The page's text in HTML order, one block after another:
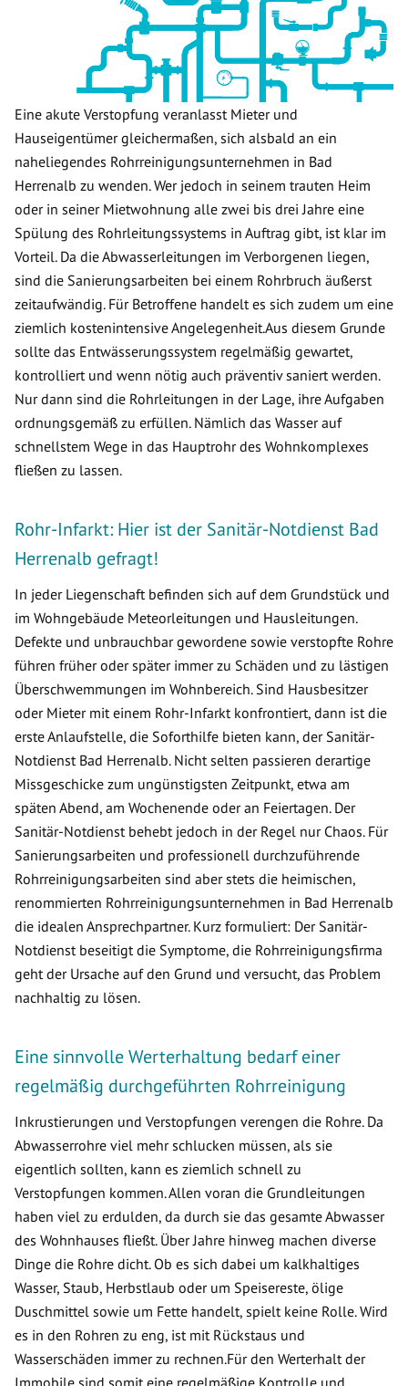
Eine akute Verstopfung veranlasst Mieter und
Hauseigentümer gleichermaßen, sich alsbald an ein
naheliegendes Rohrreinigungsunternehmen in Bad
Herrenalb zu wenden. Wer jedoch in seinem trauten Heim
oder in seiner Mietwohnung alle zwei bis drei Jahre eine
Spülung des Rohrleitungssystems in Auftrag gibt, ist klar im
Vorteil. Da die Abwasserleitungen im Verborgenen liegen,
sind die Sanierungsarbeiten bei einem Rohrbruch äußerst
zeitaufwändig. Für Betroffene handelt es sich zudem um eine
ziemlich kostenintensive Angelegenheit.Aus diesem Grunde
sollte das Entwässerungssystem regelmäßig gewartet,
kontrolliert und wenn nötig auch präventiv saniert werden.
Nur dann sind die Rohrleitungen in der Lage, ihre Aufgaben
ordnungsgemäß zu erfüllen. Nämlich das Wasser auf
schnellstem Wege in das Hauptrohr des Wohnkomplexes
fließen zu lassen.
Rohr-Infarkt: Hier ist der Sanitär-Notdienst Bad
Herrenalb gefragt!
In jeder Liegenschaft befinden sich auf dem Grundstück und
im Wohngebäude Meteorleitungen und Hausleitungen.
Defekte und unbrauchbar gewordene sowie verstopfte Rohre
führen früher oder später immer zu Schäden und zu lästigen
Überschwemmungen im Wohnbereich. Sind Hausbesitzer
oder Mieter mit einem Rohr-Infarkt konfrontiert, dann ist die
erste Anlaufstelle, die Soforthilfe bieten kann, der Sanitär-
Notdienst Bad Herrenalb. Nicht selten passieren derartige
Missgeschicke zum ungünstigsten Zeitpunkt, etwa am
späten Abend, am Wochenende oder an Feiertagen. Der
Sanitär-Notdienst behebt jedoch in der Regel nur Chaos. Für
Sanierungsarbeiten und professionell durchzuführende
Rohrreinigungsarbeiten sind aber stets die heimischen,
renommierten Rohrreinigungsunternehmen in Bad Herrenalb
die idealen Ansprechpartner. Kurz formuliert: Der Sanitär-
Notdienst beseitigt die Symptome, die Rohrreinigungsfirma
geht der Ursache auf den Grund und versucht, das Problem
nachhaltig zu lösen.
Eine sinnvolle Werterhaltung bedarf einer
regelmäßig durchgeführten Rohrreinigung
Inkrustierungen und Verstopfungen verengen die Rohre. Da
Abwasserrohre viel mehr schlucken müssen, als sie
eigentlich sollten, kann es ziemlich schnell zu
Verstopfungen kommen. Allen voran die Grundleitungen
haben viel zu erdulden, da durch sie das gesamte Abwasser
des Wohnhauses fließt. Über Jahre hinweg machen diverse
Dinge die Rohre dicht. Ob es sich dabei um kalkhaltiges
Wasser, Staub, Herbstlaub oder um Speisereste, ölige
Duschmittel sowie um Fette handelt, spielt keine Rolle. Wird
es in den Rohren zu eng, ist mit Rückstaus und
Wasserschäden immer zu rechnen.Für den Werterhalt der